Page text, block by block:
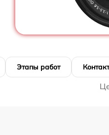
Этапы работ